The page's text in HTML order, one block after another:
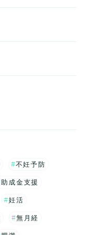
不妊予防
助成金支援
妊活
無月経